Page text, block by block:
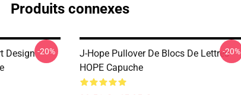
Produits connexes
Design -20%
J-Hope Pullover De Blocs De Lettres
HOPE Capuche
-20%